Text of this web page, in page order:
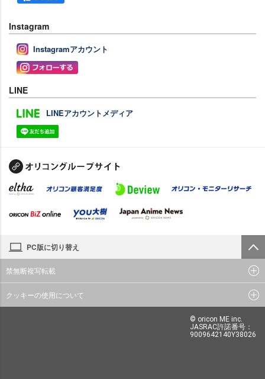
Instagram
Instagramアカウント
LINE
LINEアカウントメディア
PC版に切り替え
禁無断複写転載
クッキーの使用について
© oricon ME inc.
JASRAC許諾番号：
9009642140Y38026